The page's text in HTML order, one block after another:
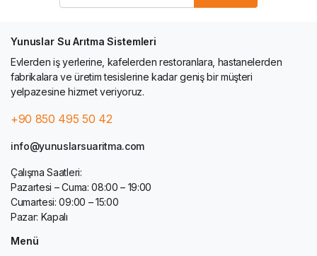
Yunuslar Su Arıtma Sistemleri
Evlerden iş yerlerine, kafelerden restoranlara, hastanelerden
fabrikalara ve üretim tesislerine kadar geniş bir müşteri
yelpazesine hizmet veriyoruz.
+90 850 495 50 42
info@yunuslarsuaritma.com
Çalışma Saatleri:
Pazartesi – Cuma: 08:00 – 19:00
Cumartesi: 09:00 – 15:00
Pazar: Kapalı
Menü